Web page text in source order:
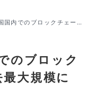
国内でのブロックチェーン
のブロック
大規模に